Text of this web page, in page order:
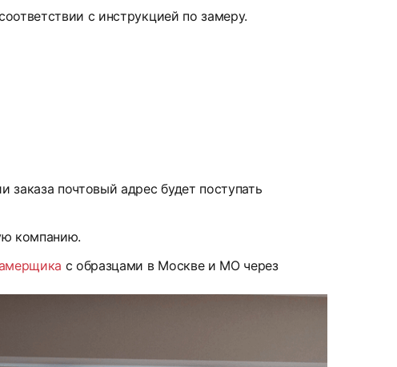
с инструкцией по замеру.
заказа почтовый адрес будет поступать
компанию.
с образцами в Москве и МО через